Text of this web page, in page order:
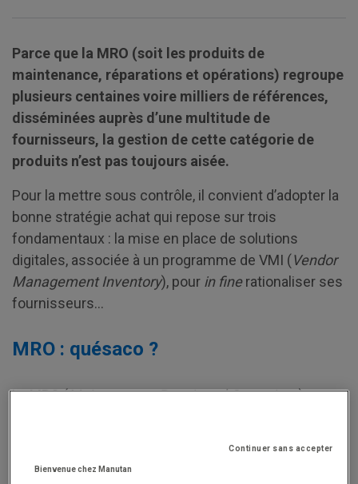
Parce que la MRO (soit les produits de
maintenance, réparations et opérations) regroupe
plusieurs centaines voire milliers de références,
disséminées auprès d’une multitude de
fournisseurs, la gestion de cette catégorie de
produits n’est pas toujours aisée.
Pour la mettre sous contrôle, il convient d’adopter la
bonne stratégie achat qui repose sur trois
fondamentaux : la mise en place de solutions
digitales, associée à un programme de VMI (Vendor
Management Inventory), pour in finerationaliser ses
fournisseurs...
MRO : quésaco ?
La MRO (Maintenance, Repair and Operations)
Continuer sans accepter
Bienvenue chez Manutan